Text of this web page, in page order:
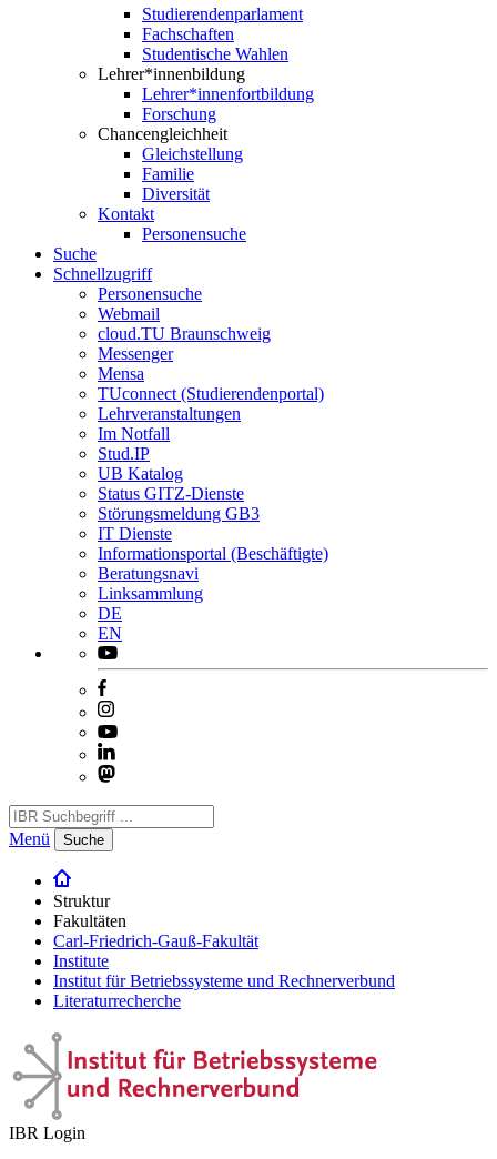
Studierendenparlament
Fachschaften
Studentische Wahlen
Lehrer*innenbildung
Lehrer*innenfortbildung
Forschung
Chancengleichheit
Gleichstellung
Familie
Diversität
Kontakt
Personensuche
Suche
Schnellzugriff
Personensuche
Webmail
cloud.TU Braunschweig
Messenger
Mensa
TUconnect (Studierendenportal)
Lehrveranstaltungen
Im Notfall
Stud.IP
UB Katalog
Status GITZ-Dienste
Störungsmeldung GB3
IT Dienste
Informationsportal (Beschäftigte)
Beratungsnavi
Linksammlung
DE
EN
Menü Suche
Struktur
Fakultäten
Carl-Friedrich-Gauß-Fakultät
Institute
Institut für Betriebssysteme und Rechnerverbund
Literaturrecherche
IBR Login